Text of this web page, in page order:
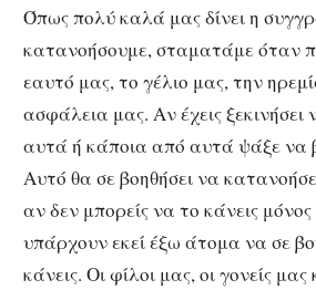
Όπως πολύ καλά μας δίνει η
κατανοήσουμε, σταματάμε όταν
εαυτό μας, το γέλιο μας, την
ασφάλεια μας. Αν έχεις ξεκινήσει
αυτά ή κάποια από αυτά ψάξε να
Αυτό θα σε βοηθήσει να
αν δεν μπορείς να το κάνεις
υπάρχουν εκεί έξω άτομα να σε
κάνεις. Οι φίλοι μας, οι γονείς